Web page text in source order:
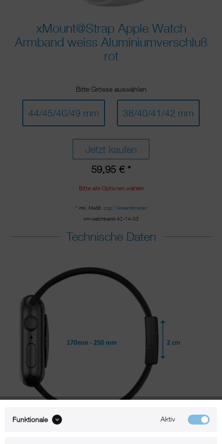
xMount@Strap Apple Watch
Armband weiss Aluminiumverschluß
rot
Bitte Grösse auswählen
44/45/46/49 mm 38/40/41/42 mm
Jetzt kaufen
59,95 € *
Bitte alle Optionen wählen
* inkl. MwSt. zzgl. Versandkosten
xm-watchband-42-14-03
Technische Daten
Funktionale Aktiv